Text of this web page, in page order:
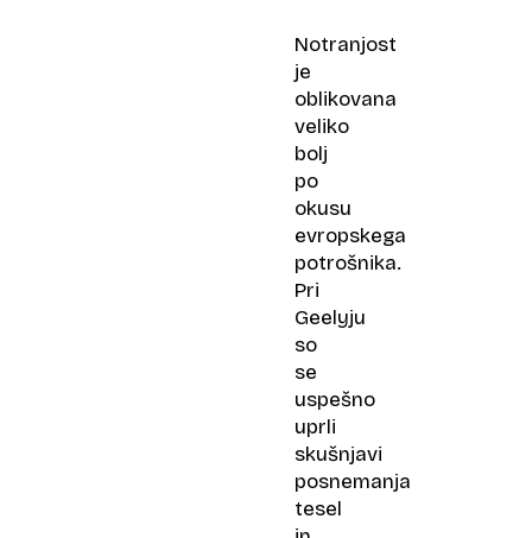
Notranjost
je
oblikovana
veliko
bolj
po
okusu
evropskega
potrošnika.
Pri
Geelyju
so
se
uspešno
uprli
skušnjavi
posnemanja
tesel